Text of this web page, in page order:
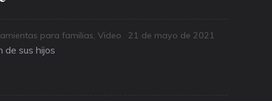
para familias, Video
Posted
21 de mayo de 2021
de sus hijos